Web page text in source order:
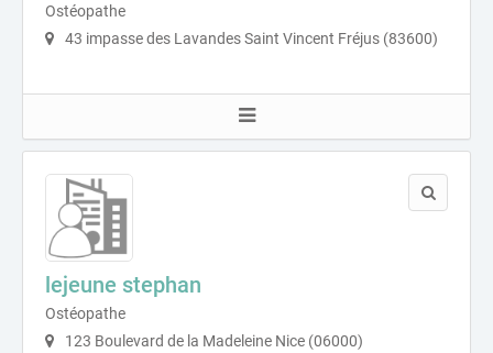
Ostéopathe
43 impasse des Lavandes Saint Vincent Fréjus (83600)
lejeune stephan
Ostéopathe
123 Boulevard de la Madeleine Nice (06000)